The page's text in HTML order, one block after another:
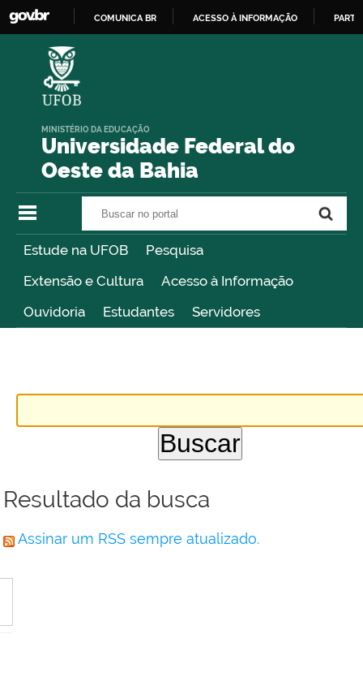
COMUNICA BR ACESSO À INFORMAÇÃO
Universidade Federal do
Oeste da Bahia
MINISTÉRIO DA EDUCAÇÃO
Estude na UFOB
Pesquisa
Extensão e Cultura
Acesso à Informação
Ouvidoria
Estudantes Servidores
Resultado da busca
Assinar um RSS sempre atualizado.